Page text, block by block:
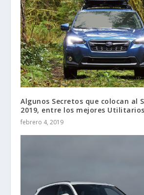
Algunos Secretos que colocan al
2019, entre los mejores
febrero 4, 2019